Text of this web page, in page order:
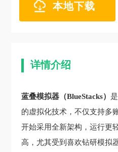
本地下载
详情介绍
蓝叠模拟器（BlueStacks）
的虚拟化技术，不仅支持多
开始采用全新架构，运行更
高，尤其受到喜欢钻研模拟